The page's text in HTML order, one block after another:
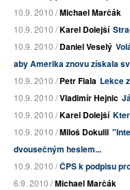
10.9. 2010 /Michael Marčák
10.9. 2010 /Karel Dolejší
10.9. 2010 /Daniel Veselý
aby Amerika znovu získala
10.9. 2010 /Petr Fiala Lekce
10.9. 2010 /Vladimír Hejnic
10.9. 2010 /Karel Dolejší
10.9. 2010 /Miloš Dokulil
dvousečným heslem...
10.9. 2010 /ČPS k podpisu
6.9. 2010 /Michael Marčák